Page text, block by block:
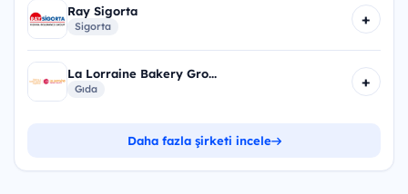
Ray Sigorta
Sigorta +
La Lorraine Bakery Gro...
Gıda +
Daha fazla şirketi incele